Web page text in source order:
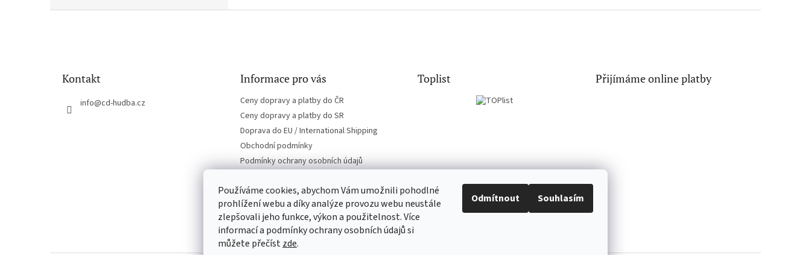
Používáme cookies, abychom Vám umožnili pohodlné
prohlížení webu a díky analýze provozu webu neustále
zlepšovali jeho funkce, výkon a použitelnost. Více
informací a podmínky ochrany osobních údajů si
můžete přečístzde.
Odmítnout Souhlasím
Kontakt
info@cd-hudba.cz
Informace pro vás
Ceny dopravy a platby do ČR
Ceny dopravy a platby do SR
Doprava do EU / International Shipping
Obchodní podmínky
Podmínky ochrany osobních údajů
Toplist Přijímáme online platby
EN-filmy.cz CD-Soundtrack.cz